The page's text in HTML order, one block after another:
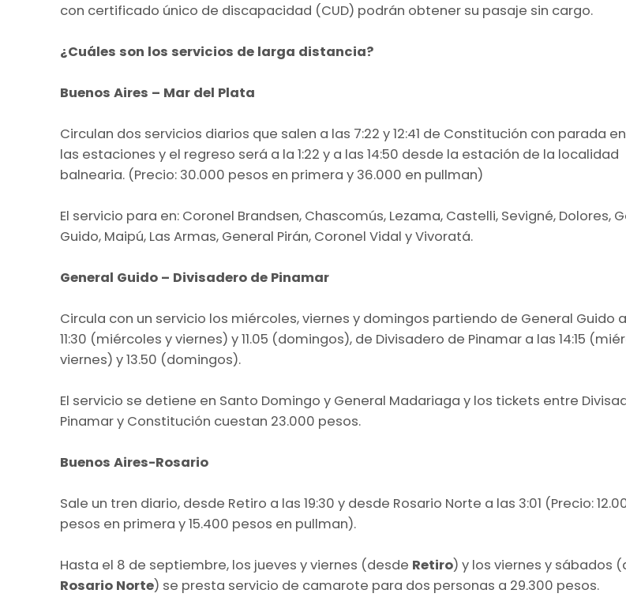
con certificado único de discapacidad (CUD) podrán obtener su pasaje sin cargo.
¿Cuáles son los servicios de larga distancia?
Buenos Aires – Mar del Plata
Circulan dos servicios diarios que salen a las 7:22 y 12:41 de Constitución con parada
las estaciones y el regreso será a la 1:22 y a las 14:50 desde la estación de la localidad
balnearia. (Precio: 30.000 pesos en primera y 36.000 en pullman)
El servicio para en: Coronel Brandsen, Chascomús, Lezama, Castelli, Sevigné, Dolores,
Guido, Maipú, Las Armas, General Pirán, Coronel Vidal y Vivoratá.
General Guido – Divisadero de Pinamar
Circula con un servicio los miércoles, viernes y domingos partiendo de General Guido
11:30 (miércoles y viernes) y 11.05 (domingos), de Divisadero de Pinamar a las 14:15
viernes) y 13.50 (domingos).
El servicio se detiene en Santo Domingo y General Madariaga y los tickets entre
Pinamar y Constitución cuestan 23.000 pesos.
Buenos Aires-Rosario
Sale un tren diario, desde Retiro a las 19:30 y desde Rosario Norte a las 3:01 (Precio:
pesos en primera y 15.400 pesos en pullman).
Hasta el 8 de septiembre, los jueves y viernes (desde Retiro) y los viernes y sábados
Rosario Norte) se presta servicio de camarote para dos personas a 29.300 pesos.